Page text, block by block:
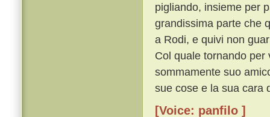
pigliando, insieme per
grandissima parte che
a Rodi, e quivi non
Col quale tornando
sommamente suo
sue cose e la sua cara
[Voice: panfilo ]